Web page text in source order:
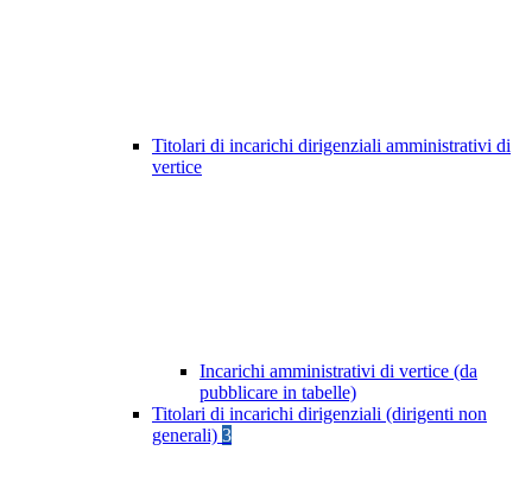
Titolari di incarichi dirigenziali amministrativi di
vertice
Incarichi amministrativi di vertice (da
pubblicare in tabelle)
Titolari di incarichi dirigenziali (dirigenti non
generali) 3